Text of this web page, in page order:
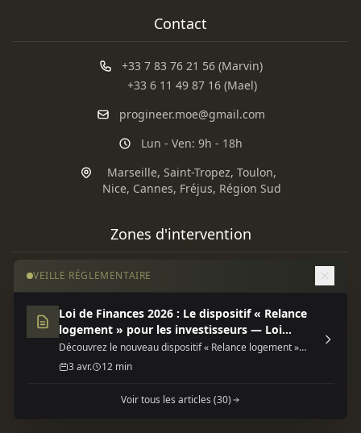
Contact
+33 7 83 76 21 56 (Marvin)
+33 6 11 49 87 16 (Mael)
progineer.moe@gmail.com
Lun - Ven: 9h - 18h
Marseille, Saint-Tropez, Toulon,
Nice, Cannes, Fréjus, Région Sud
Zones d'intervention
Marseille ·Aix-en-Provence
Salon-de-
Provence·Istres·Marignane·Vitrolles
Seyne-sur-Mer ·Fréjus· Saint-Tropez·Nice·Cannes·
PACA
Auvergne-Rhône-Alpes :
Évian-les-Bains·Rumilly·
VEILLE RÉGLEMENTAIRE
Loi de Finances 2026 : Le dispositif « Relance
logement » pour les investisseurs — Loi
finances 2026 dispositif relance
Découvrez le nouveau dispositif « Relance logement »
(Jeanbrun) de la Loi de Finances 2026, une opportunité
fiscale majeure pour l'investissement locatif neuf ou
3 avr. 12 min
Voir tous les articles (30)